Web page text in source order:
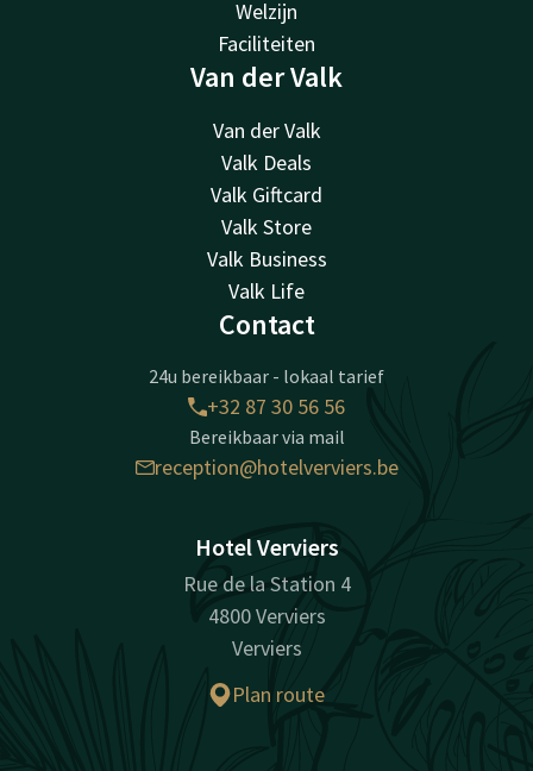
Welzijn
Faciliteiten
Van der Valk
Van der Valk
Valk Deals
Valk Giftcard
Valk Store
Valk Business
Valk Life
Contact
24u bereikbaar - lokaal tarief
+32 87 30 56 56
Bereikbaar via mail
reception@hotelverviers.be
Hotel Verviers
Rue de la Station 4
4800 Verviers
Verviers
Plan route